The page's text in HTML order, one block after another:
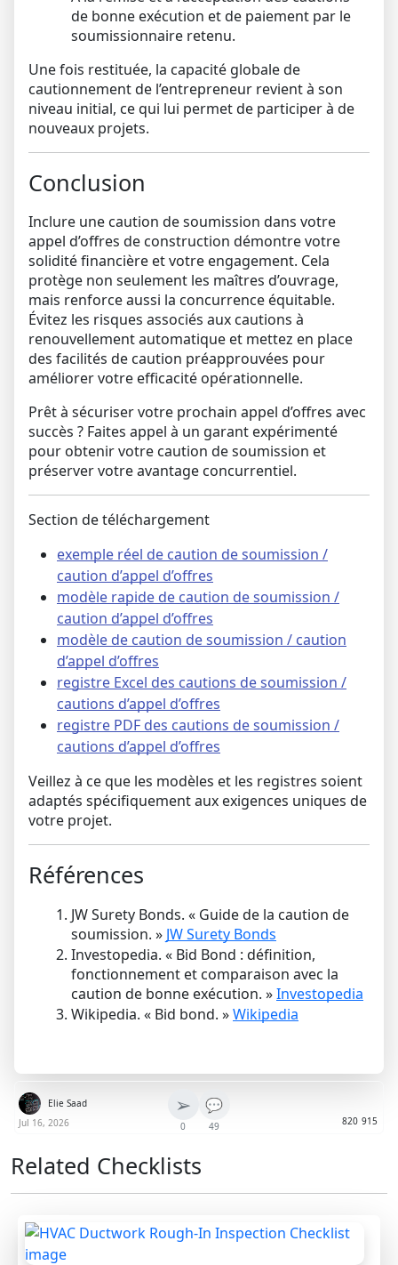
de bonne exécution et de paiement par le
soumissionnaire retenu.
Une fois restituée, la capacité globale de
cautionnement de l’entrepreneur revient à son
niveau initial, ce qui lui permet de participer à de
nouveaux projets.
Conclusion
Inclure une caution de soumission dans votre
appel d’offres de construction démontre votre
solidité financière et votre engagement. Cela
protège non seulement les maîtres d’ouvrage,
mais renforce aussi la concurrence équitable.
Évitez les risques associés aux cautions à
renouvellement automatique et mettez en place
des facilités de caution préapprouvées pour
améliorer votre efficacité opérationnelle.
Prêt à sécuriser votre prochain appel d’offres avec
succès ? Faites appel à un garant expérimenté
pour obtenir votre caution de soumission et
préserver votre avantage concurrentiel.
Section de téléchargement
exemple réel de caution de soumission /
caution d’appel d’offres
modèle rapide de caution de soumission /
caution d’appel d’offres
modèle de caution de soumission / caution
d’appel d’offres
registre Excel des cautions de soumission /
cautions d’appel d’offres
registre PDF des cautions de soumission /
cautions d’appel d’offres
Veillez à ce que les modèles et les registres soient
adaptés spécifiquement aux exigences uniques de
votre projet.
Références
JW Surety Bonds. « Guide de la caution de
soumission. » JW Surety Bonds
Investopedia. « Bid Bond : définition,
fonctionnement et comparaison avec la
caution de bonne exécution. »Investopedia
Wikipedia. « Bid bond. »Wikipedia
Elie Saad
Jul 16, 2026
➢
0
💬
49 820 915
Related Checklists